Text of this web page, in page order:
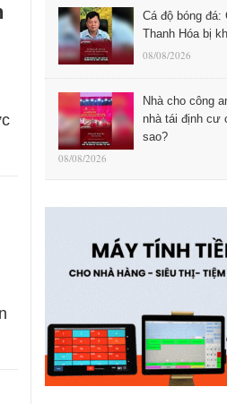
Cá độ bóng đá:
Thanh Hóa bị
08/08/2026
Nhà cho công
nhà tái định cư
sao?
08/08/2026